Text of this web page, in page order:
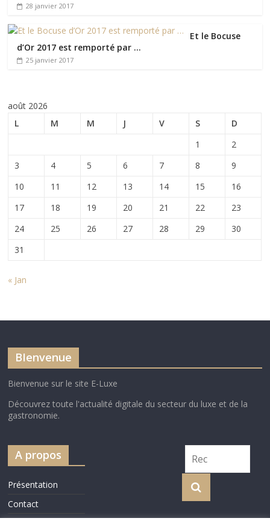
28 janvier 2017
Et le Bocuse
d’Or 2017 est remporté par …
25 janvier 2017
août 2026
L
M M J V S
D
1
2
3
4 5 6 7 8
9
10
11 12 13 14 15
16
17
18 19 20 21 22
23
24
25 26 27 28 29
30
31
« Jan
BIenvenue
Bienvenue sur le site E-Luxe
Découvrez toute l'actualité digitale du secteur du luxe et de la
gastronomie.
A propos
Présentation
Contact